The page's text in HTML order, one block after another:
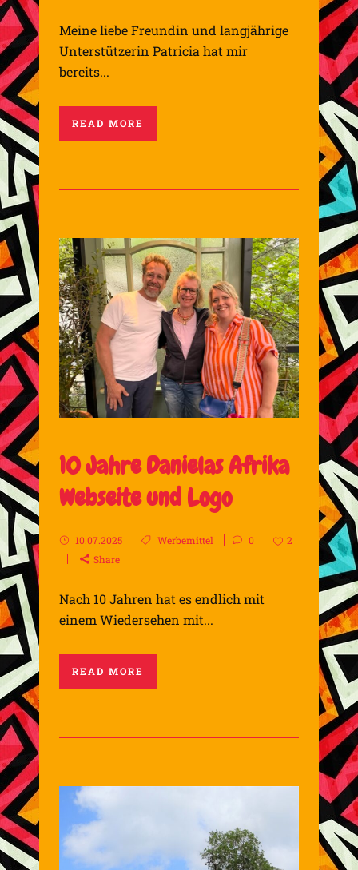
Meine liebe Freundin und langjährige
Unterstützerin Patricia hat mir
bereits...
READ MORE
10 Jahre Danielas Afrika
Webseite und Logo
10.07.2025 Werbemittel 0
2
Share
Nach 10 Jahren hat es endlich mit
einem Wiedersehen mit...
READ MORE